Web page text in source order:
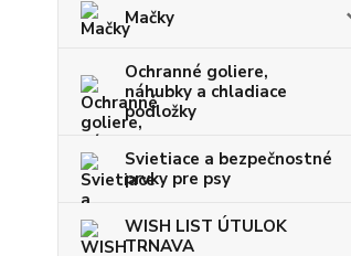
Mačky
Ochranné goliere,
náhubky a chladiace
podložky
Svietiace a bezpečnostné
prvky pre psy
WISH LIST ÚTULOK
TRNAVA